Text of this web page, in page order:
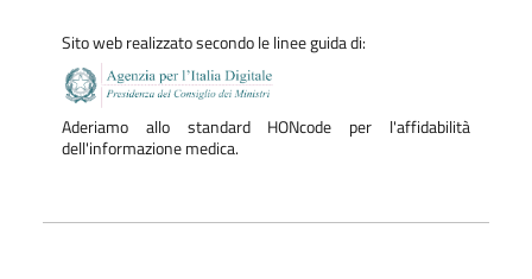
Sito web realizzato secondo le linee guida di:
Aderiamo allo standard HONcode per l'affidabilità
dell'informazione medica.